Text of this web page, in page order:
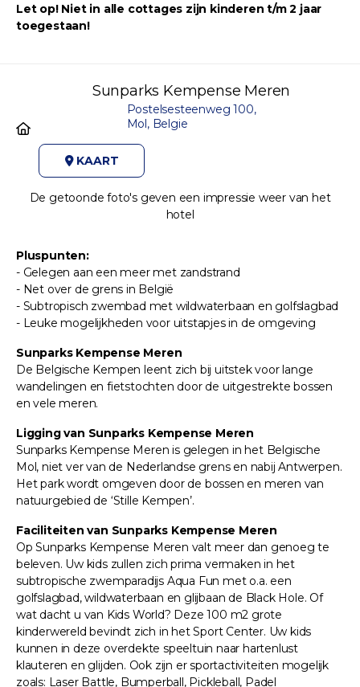
Let op! Niet in alle cottages zijn kinderen t/m 2 jaar
toegestaan!
Sunparks Kempense Meren
Postelsesteenweg 100,
Mol, Belgie
KAART
De getoonde foto's geven een impressie weer van het
hotel
Pluspunten:
- Gelegen aan een meer met zandstrand
- Net over de grens in België
- Subtropisch zwembad met wildwaterbaan en golfslagbad
- Leuke mogelijkheden voor uitstapjes in de omgeving
Sunparks Kempense Meren
De Belgische Kempen leent zich bij uitstek voor lange
wandelingen en fietstochten door de uitgestrekte bossen
en vele meren.
Ligging van Sunparks Kempense Meren
Sunparks Kempense Meren is gelegen in het Belgische
Mol, niet ver van de Nederlandse grens en nabij Antwerpen.
Het park wordt omgeven door de bossen en meren van
natuurgebied de ‘Stille Kempen’.
Faciliteiten van Sunparks Kempense Meren
Op Sunparks Kempense Meren valt meer dan genoeg te
beleven. Uw kids zullen zich prima vermaken in het
subtropische zwemparadijs Aqua Fun met o.a. een
golfslagbad, wildwaterbaan en glijbaan de Black Hole. Of
wat dacht u van Kids World? Deze 100 m2 grote
kinderwereld bevindt zich in het Sport Center. Uw kids
kunnen in deze overdekte speeltuin naar hartenlust
klauteren en glijden. Ook zijn er sportactiviteiten mogelijk
zoals: Laser Battle, Bumperball, Pickleball, Padel